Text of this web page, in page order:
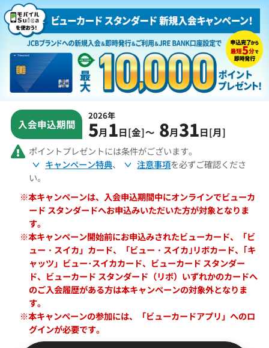
入会申込期間
2026年
5月 1日[金]～ 8月31日[月]
ポイントプレゼントには条件がございます。
キャンペーン特典、 注意事項を必ずご確認くださ
い。
※本キャンペーンは、入会申込期間中にオンラインでビューカ
ード スタンダードへお申込みいただいた方が対象となりま
す。
※本キャンペーン開始前にお申込みされたビューカード、「ビ
ュー・スイカ」カード、「ビュー・スイカ｣リボカード、｢キ
ャッツ」ビュー･スイカカード、ビューカード スタンダー
ド、ビューカード スタンダード（リボ）いずれかのカードへ
のご入会履歴がある方は本キャンペーンの対象外となりま
す。
※本キャンペーンの参加には、「ビューカードアプリ」へのロ
グインが必要です。